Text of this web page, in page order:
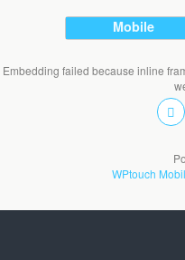
Mobile
Embedding failed because inline
WPtouch